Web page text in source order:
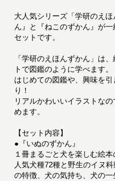
大人気シリーズ「学研のえ
ん』と『ねこのずかん』が
セットです。
「学研のえほんずかん」は
トで図鑑のように学べます。
はじめての図鑑や、興味を
り！
リアルかわいいイラストな
めます。
【セット内容】
●『いぬのずかん』
１冊まるごと犬を楽しむ絵本
人気犬種72種と野生のイヌ
の特徴、犬の気持ち、犬の